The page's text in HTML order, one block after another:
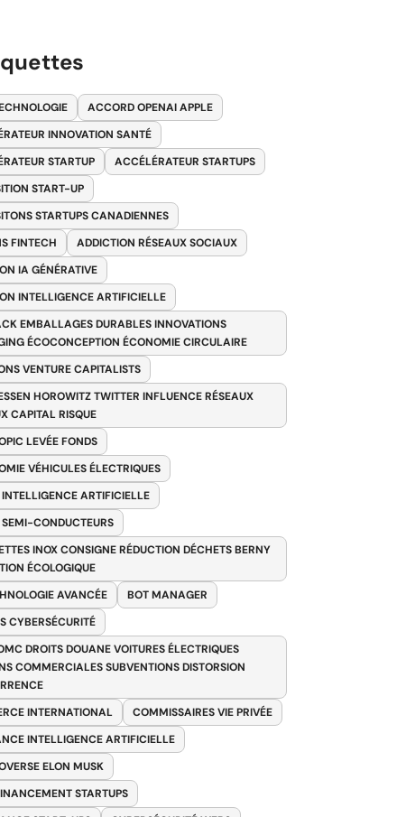
ACCORD OPENAI APPLE
INNOVATION SANTÉ
STARTUP
ACCÉLÉRATEUR STARTUPS
START-UP
STARTUPS CANADIENNES
FINTECH
ADDICTION RÉSEAUX SOCIAUX
IA GÉNÉRATIVE
INTELLIGENCE ARTIFICIELLE
EMBALLAGES DURABLES INNOVATIONS
ÉCOCONCEPTION ÉCONOMIE CIRCULAIRE
VENTURE CAPITALISTS
HOROWITZ TWITTER INFLUENCE RÉSEAUX
CAPITAL RISQUE
LEVÉE FONDS
VÉHICULES ÉLECTRIQUES
ARTIFICIELLE
CONDUCTEURS
INOX CONSIGNE RÉDUCTION DÉCHETS BERNY
ÉCOLOGIQUE
AVANCÉE
BOT MANAGER
CYBERSÉCURITÉ
DROITS DOUANE VOITURES ÉLECTRIQUES
COMMERCIALES SUBVENTIONS DISTORSION
INTERNATIONAL
COMMISSAIRES VIE PRIVÉE
INTELLIGENCE ARTIFICIELLE
ELON MUSK
STARTUPS